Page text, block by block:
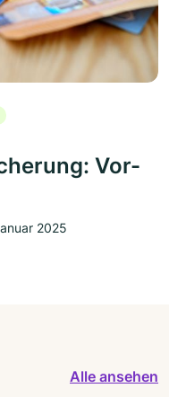
Vor-
2025
Alle ansehen